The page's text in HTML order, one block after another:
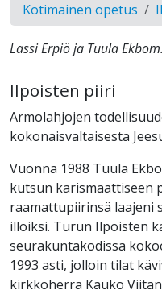
Kotimainen opetus
Lassi Erpiö ja Tuula
Ilpoisten piiri
Armolahjojen
kokonaisvaltaisesta
Vuonna 1988 Tuula
kutsun karismaattiseen
raamattupiirinsä laajeni
illoiksi. Turun Ilpoisten
seurakuntakodissa
1993 asti, jolloin tilat
kirkkoherra Kauko